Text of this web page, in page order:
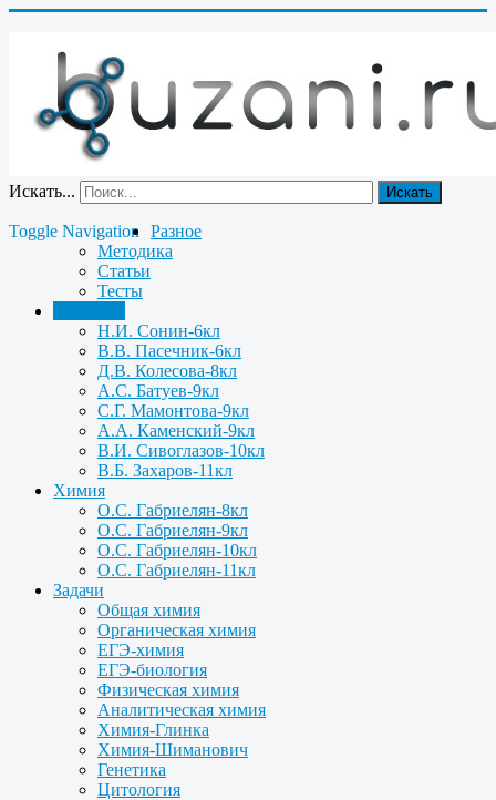
Искать... Искать
Toggle Navigation
Разное
Методика
Статьи
Тесты
Н.И. Сонин-6кл
В.В. Пасечник-6кл
Д.В. Колесова-8кл
А.С. Батуев-9кл
С.Г. Мамонтова-9кл
А.А. Каменский-9кл
В.И. Сивоглазов-10кл
В.Б. Захаров-11кл
Химия
О.С. Габриелян-8кл
О.С. Габриелян-9кл
О.С. Габриелян-10кл
О.С. Габриелян-11кл
Задачи
Общая химия
Органическая химия
ЕГЭ-химия
ЕГЭ-биология
Физическая химия
Аналитическая химия
Химия-Глинка
Химия-Шиманович
Генетика
Цитология